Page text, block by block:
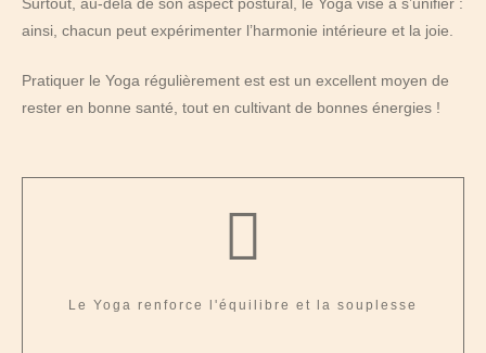
ainsi, chacun peut expérimenter l’harmonie intérieure et la joie.
Pratiquer le Yoga régulièrement est est un excellent moyen de
rester en bonne santé, tout en cultivant de bonnes énergies !
Le Yoga renforce l'équilibre et la souplesse